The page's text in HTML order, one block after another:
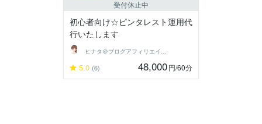
受付休止中
初心者向け☆ピンタレスト運用代
行いたします
ヒナタ＠ブログアフィリエイトで稼ぐ主婦
5.0 (6) 48,000円/60分